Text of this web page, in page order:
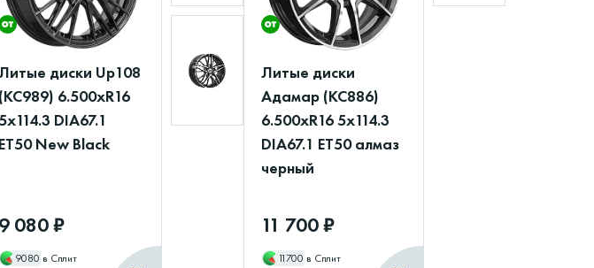
диски Up108
(КС989) 6.500xR16
5x114.3 DIA67.1
ET50 New Black
9 080 ₽
9080 в Сплит
Литые диски
Адамар (КС886)
6.500xR16 5x114.3
DIA67.1 ET50 алмаз
черный
11 700 ₽
11700 в Сплит